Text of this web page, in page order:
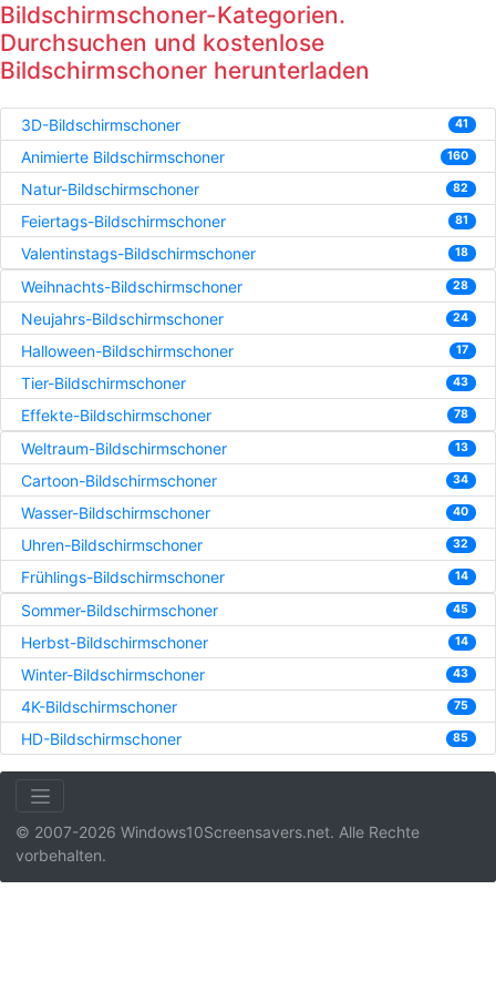
Bildschirmschoner-Kategorien.
Durchsuchen und kostenlose
Bildschirmschoner herunterladen
3D-Bildschirmschoner 41
Animierte Bildschirmschoner 160
Natur-Bildschirmschoner 82
Feiertags-Bildschirmschoner 81
Valentinstags-Bildschirmschoner 18
Weihnachts-Bildschirmschoner 28
Neujahrs-Bildschirmschoner 24
Halloween-Bildschirmschoner 17
Tier-Bildschirmschoner 43
Effekte-Bildschirmschoner 78
Weltraum-Bildschirmschoner 13
Cartoon-Bildschirmschoner 34
Wasser-Bildschirmschoner 40
Uhren-Bildschirmschoner 32
Frühlings-Bildschirmschoner 14
Sommer-Bildschirmschoner 45
Herbst-Bildschirmschoner 14
Winter-Bildschirmschoner 43
4K-Bildschirmschoner 75
HD-Bildschirmschoner 85
© 2007-2026 Windows10Screensavers.net. Alle Rechte
vorbehalten.